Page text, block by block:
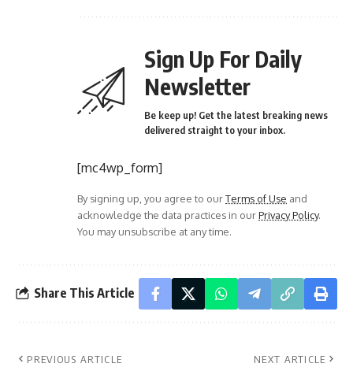
Sign Up For Daily
Newsletter
Be keep up! Get the latest breaking news
delivered straight to your inbox.
[mc4wp_form]
By signing up, you agree to ourTerms of Use and
acknowledge the data practices in ourPrivacy Policy.
You may unsubscribe at any time.
Share This Article
PREVIOUS ARTICLE NEXT ARTICLE